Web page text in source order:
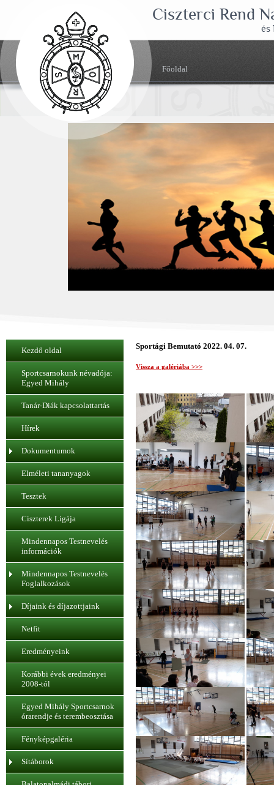
Ciszterci Rend
és
Főoldal
Kezdő oldal
Sportcsarnokunk névadója:
Egyed Mihály
Tanár-Diák kapcsolattartás
Hírek
Dokumentumok
Elméleti tananyagok
Tesztek
Ciszterek Ligája
Mindennapos Testnevelés
információk
Mindennapos Testnevelés
Foglalkozások
Díjaink és díjazottjaink
Netfit
Eredményeink
Korábbi évek eredményei
2008-tól
Egyed Mihály Sportcsarnok
órarendje és terembeosztása
Fényképgaléria
Sítáborok
Sportági Bemutató 2022. 04. 07.
Vissza a galériába >>>